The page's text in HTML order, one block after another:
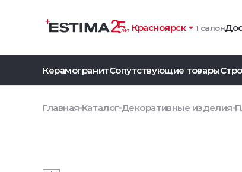
Красноярск 1 салон
КерамогранитСопутствующие товары
Главная Каталог Декоративные изделия